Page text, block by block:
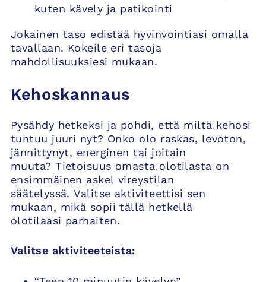
kuten kävely ja patikointi
Jokainen taso edistää hyvinvointiasi omalla
tavallaan. Kokeile eri tasoja
mahdollisuuksiesi mukaan.
Kehoskannaus
Pysähdy hetkeksi ja pohdi, että miltä kehosi
tuntuu juuri nyt? Onko olo raskas, levoton,
jännittynyt, energinen tai joitain
muuta? Tietoisuus omasta olotilasta on
ensimmäinen askel vireystilan
säätelyssä. Valitse aktiviteettisi sen
mukaan, mikä sopii tällä hetkellä
olotilaasi parhaiten.
Valitse aktiviteeteista: